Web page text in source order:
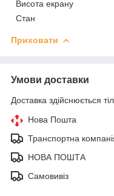
Висота екрану
Стан
Приховати
Умови доставки
Доставка здійснюється
Нова Пошта
Транспортна
НОВА ПОШТА
Самовивіз